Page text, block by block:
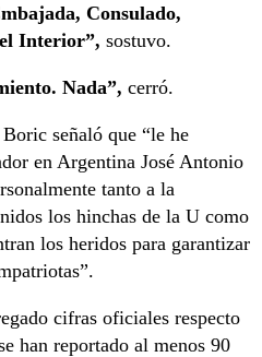
Consulado,
Interior”, sostuvo.
Nada”, cerró.
señaló que “le he
en Argentina José Antonio
tanto a la
los hinchas de la U como
los heridos para garantizar
cifras oficiales respecto
han reportado al menos 90